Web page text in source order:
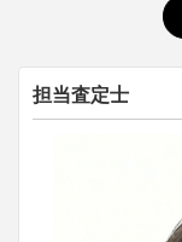
担当査定士